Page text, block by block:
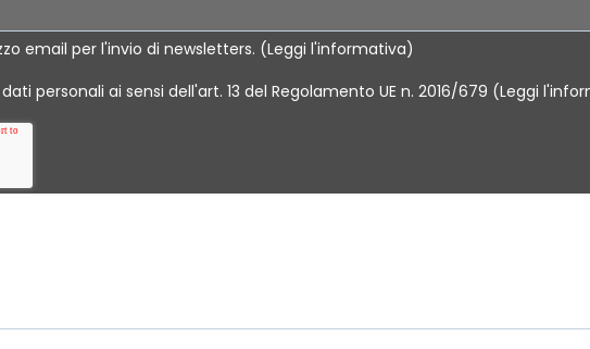
email per l'invio di newsletters. (Leggi l'informativa)
personali ai sensi dell'art. 13 del Regolamento UE n. 2016/679 (Leggi